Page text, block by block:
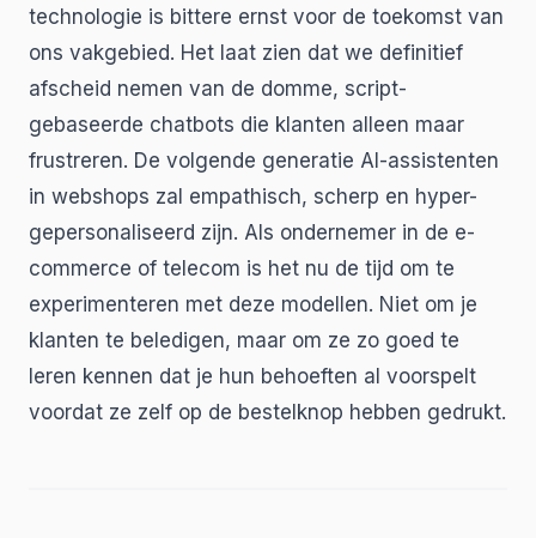
technologie is bittere ernst voor de toekomst van
ons vakgebied. Het laat zien dat we definitief
afscheid nemen van de domme, script-
gebaseerde chatbots die klanten alleen maar
frustreren. De volgende generatie AI-assistenten
in webshops zal empathisch, scherp en hyper-
gepersonaliseerd zijn. Als ondernemer in de e-
commerce of telecom is het nu de tijd om te
experimenteren met deze modellen. Niet om je
klanten te beledigen, maar om ze zo goed te
leren kennen dat je hun behoeften al voorspelt
voordat ze zelf op de bestelknop hebben gedrukt.